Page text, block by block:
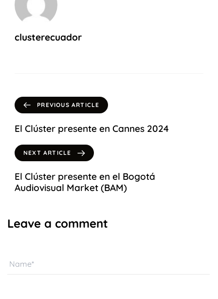
clusterecuador
PREVIOUS ARTICLE
El Clúster presente en Cannes 2024
NEXT ARTICLE
El Clúster presente en el Bogotá
Audiovisual Market (BAM)
Leave a comment